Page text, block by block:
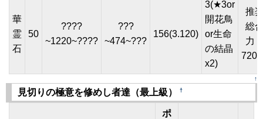
華
霊
石
50
????
~1220~????
???
~474~???
156(3.120)
3(★3or
開花鳥
or生命
の結晶
x2)
推
総
↑
見切りの極意を修めし者達（最上級） †
ポ